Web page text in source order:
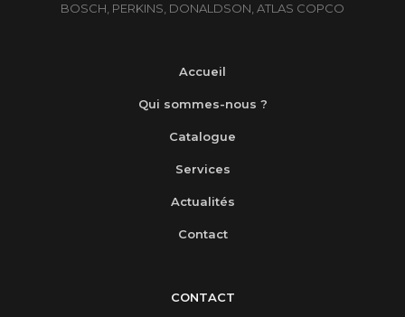
BOSCH, PERKINS, DONALDSON, ATLAS COPCO
Accueil
Qui sommes-nous ?
Catalogue
Services
Actualités
Contact
CONTACT